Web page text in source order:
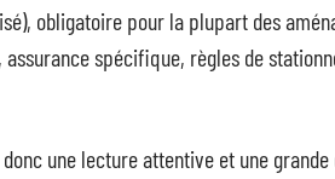
obligatoire pour la plupart des
spécifique, règles de
une lecture attentive et une